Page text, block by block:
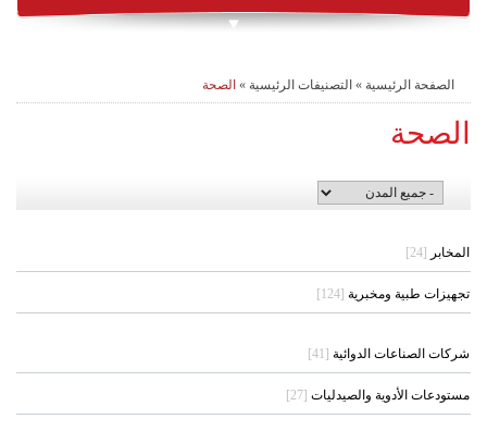
الصفحة الرئيسية » التصنيفات الرئيسية » الصحة
الصحة
المخابر [24]
تجهيزات طبية ومخبرية [124]
شركات الصناعات الدوائية [41]
مستودعات الأدوية والصيدليات [27]